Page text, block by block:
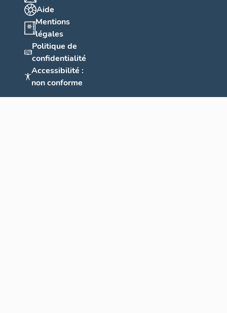
Aide
Mentions
légales
Politique de
confidentialité
Accessibilité :
non conforme